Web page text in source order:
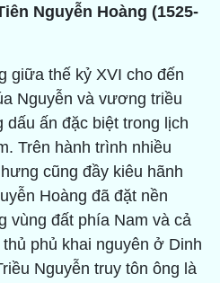
Nguyễn Hoàng (1525-
giữa thế kỷ XVI cho đến
Nguyễn và vương triều
dấu ấn đặc biệt trong lịch
Trên hành trình nhiều
cũng đầy kiêu hãnh
Hoàng đã đặt nền
vùng đất phía Nam và cả
phủ khai nguyên ở Dinh
Nguyễn truy tôn ông là